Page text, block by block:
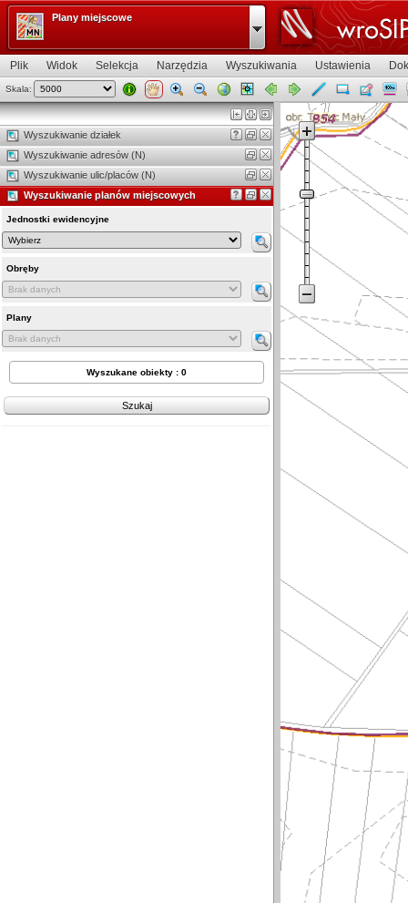
Plik Widok Selekcja Narzędzia Wyszukiwania Ustawienia
Skala:
Wyszukiwanie działek
Wyszukiwanie adresów (N)
Wyszukiwanie ulic/placów (N)
Jednostki ewidencyjne
Obręby
Plany
Wyszukane obiekty : 0
Szukaj
Wyszukiwanie planów miejscowych
Widok mapy
Plany miejscowe